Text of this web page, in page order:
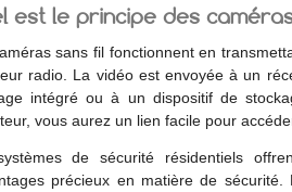
est le principe des
sans fil fonctionnent en
radio. La vidéo est envoyée à un
intégré ou à un dispositif de
vous aurez un lien facile pour
de sécurité résidentiels
précieux en matière de